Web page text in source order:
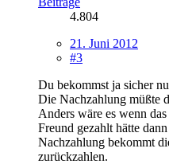
4.804
21. Juni 2012
#3
Du bekommst ja sicher
Die Nachzahlung müßte
Anders wäre es wenn
Freund gezahlt hätte
Nachzahlung bekommt
zurückzahlen.